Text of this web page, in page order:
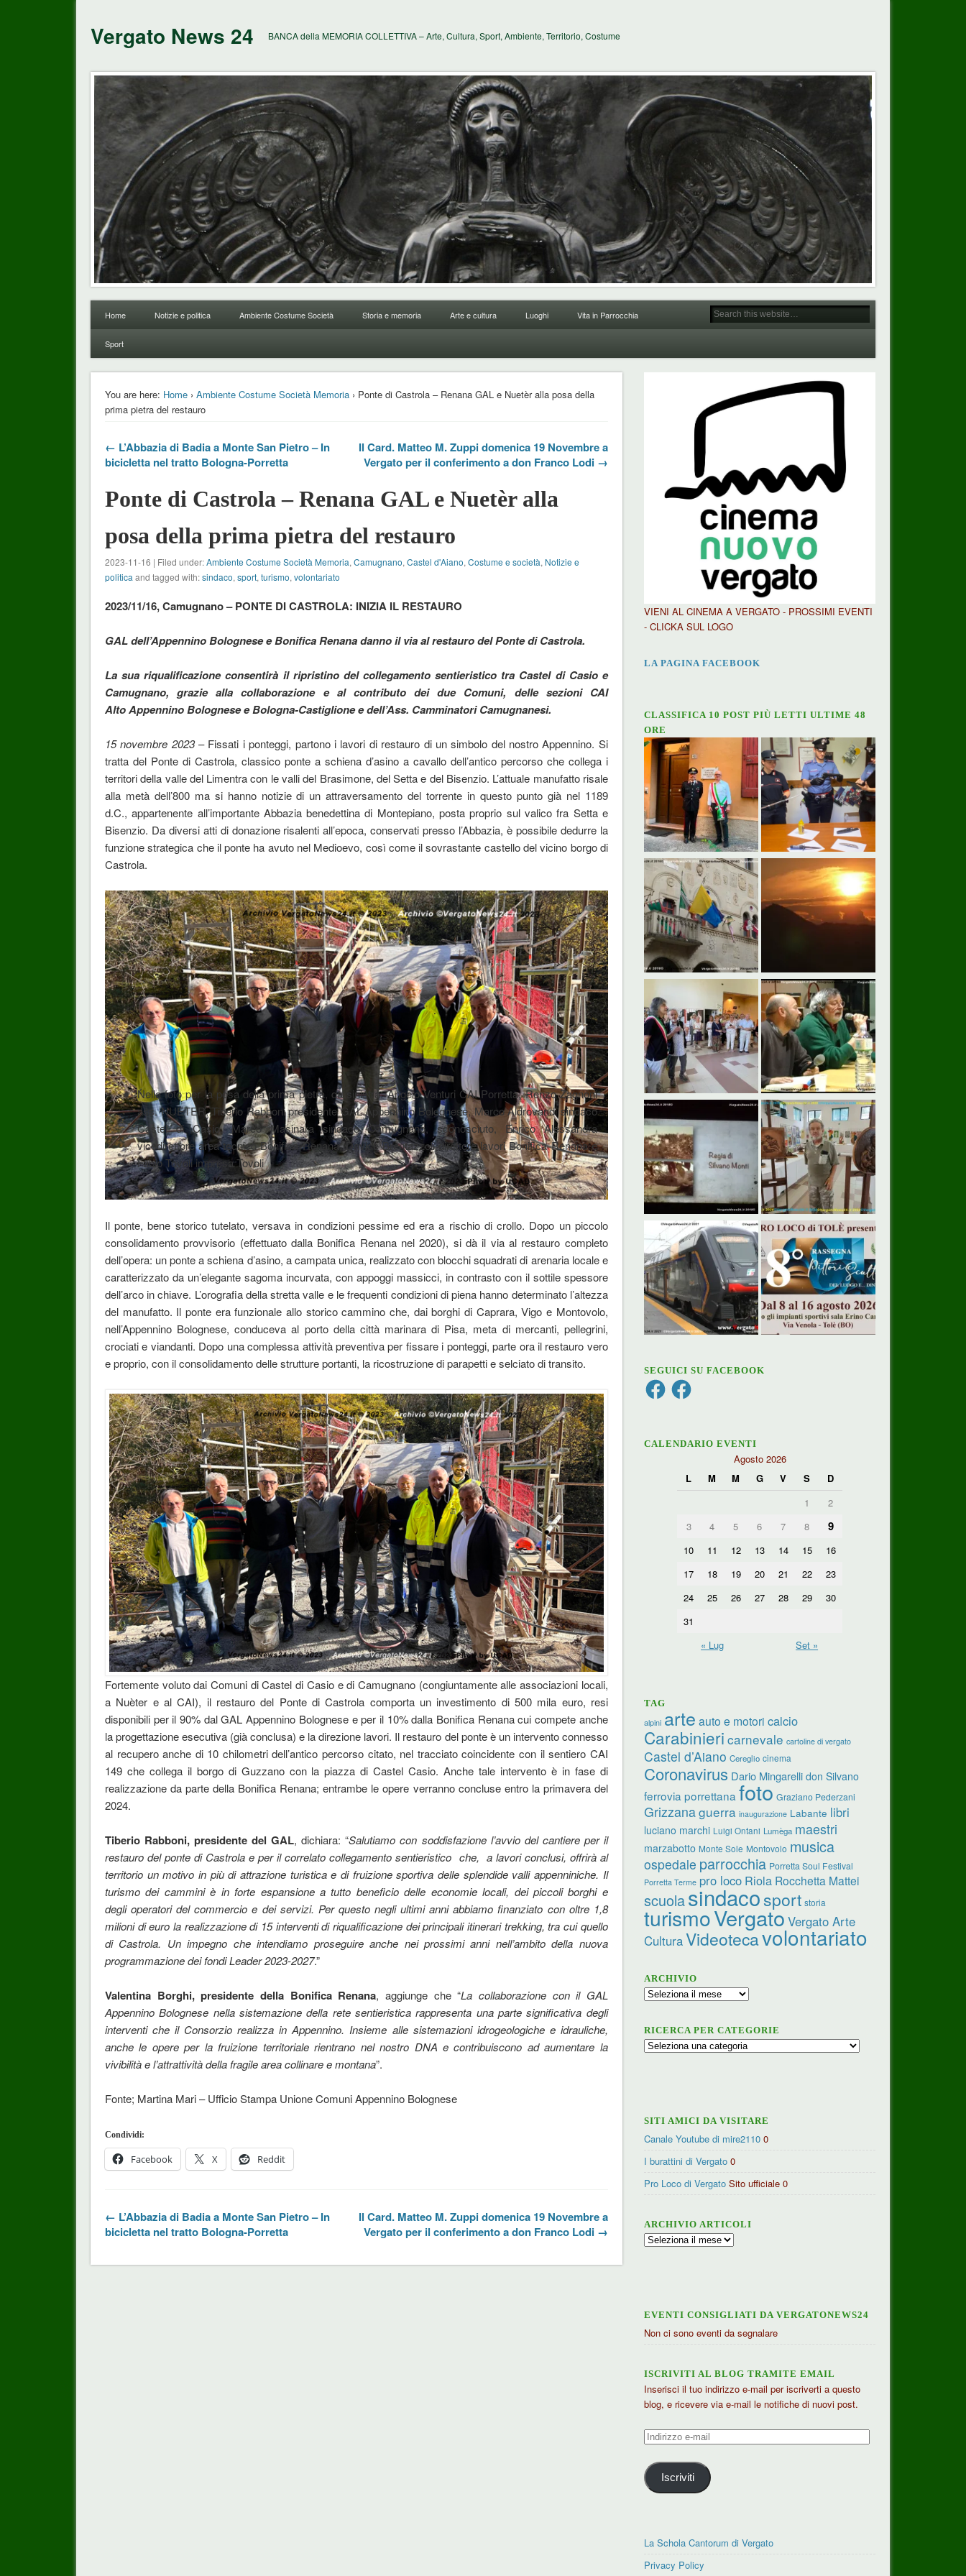
Vergato News 24 BANCA della MEMORIA COLLETTIVA – Arte, Cultura, Sport, Ambiente, Territorio, Costume
Home Notizie e politica Ambiente Costume Società Storia e memoria Arte e cultura Luoghi Vita in Parrocchia
Sport
You are here: Home› Ambiente Costume Società Memoria› Ponte di Castrola – Renana GAL e Nuetèr alla posa della
prima pietra del restauro
← L’Abbazia di Badia a Monte San Pietro – In
bicicletta nel tratto Bologna-Porretta
Il Card. Matteo M. Zuppi domenica 19 Novembre a
Vergato per il conferimento a don Franco Lodi →
Ponte di Castrola – Renana GAL e Nuetèr alla
posa della prima pietra del restauro
2023-11-16 | Filed under:Ambiente Costume Società Memoria, Camugnano, Castel d'Aiano, Costume e società, Notizie e
politica and tagged with:sindaco, sport, turismo, volontariato
2023/11/16, Camugnano – PONTE DI CASTROLA: INIZIA IL RESTAURO
GAL dell’Appennino Bolognese e Bonifica Renana danno il via al restauro del Ponte di Castrola.
La sua riqualificazione consentirà il ripristino del collegamento sentieristico tra Castel di Casio e
Camugnano, grazie alla collaborazione e al contributo dei due Comuni, delle sezioni CAI
Alto Appennino Bolognese e Bologna-Castiglione e dell’Ass. Camminatori Camugnanesi.
15 novembre 2023– Fissati i ponteggi, partono i lavori di restauro di un simbolo del nostro Appennino. Si
tratta del Ponte di Castrola, classico ponte a schiena d’asino a cavallo dell’antico percorso che collega i
territori della valle del Limentra con le valli del Brasimone, del Setta e del Bisenzio. L’attuale manufatto risale
alla metà dell’800 ma si hanno notizie di un attraversamento del torrente in questo punto già nel 1189
d.C., appartenente all’importante Abbazia benedettina di Montepiano, posta proprio sul valico fra Setta e
Bisenzio. Da diversi atti di donazione risalenti all’epoca, conservati presso l’Abbazia, è possibile dedurre la
funzione strategica che il ponte ha avuto nel Medioevo, così come il sovrastante castello del vicino borgo di
Castrola.
Nella foto per la posa della prima pietra, da sinistra: Angelo Venturi CAI Porretta, Renzo Zagnoni
ass. NUETER, Tiberio Rabboni presidente GAL Appennino Bolognese, Marco Aldrovandi sindaco
Castel di Casio, Marco Masinara sindaco Camugnano, sconosciuto, Enrico Alessandra
vicedirettore area tecnico Bonifica Renana, Davide Brentazzoli direttore lavori Bonifica Renana e
Fabio Tovoli impresa Tovoli
Il ponte, bene storico tutelato, versava in condizioni pessime ed era a rischio di crollo. Dopo un piccolo
consolidamento provvisorio (effettuato dalla Bonifica Renana nel 2020), si dà il via al restauro completo
dell’opera: un ponte a schiena d’asino, a campata unica, realizzato con blocchi squadrati di arenaria locale e
caratterizzato da un’elegante sagoma incurvata, con appoggi massicci, in contrasto con il sottile spessore
dell’arco in chiave. L’orografia della stretta valle e le frequenti condizioni di piena hanno determinato l’altezza
del manufatto. Il ponte era funzionale allo storico cammino che, dai borghi di Caprara, Vigo e Montovolo,
nell’Appennino Bolognese, conduceva al porto della città marinara di Pisa, meta di mercanti, pellegrini,
crociati e viandanti. Dopo una complessa attività preventiva per fissare i ponteggi, parte ora il restauro vero
e proprio, con il consolidamento delle strutture portanti, la ricostruzione di parapetti e selciato di transito.
Fortemente voluto dai Comuni di Castel di Casio e di Camugnano (congiuntamente alle associazioni locali,
a Nuèter e al CAI), il restauro del Ponte di Castrola comporta un investimento di 500 mila euro, resi
disponibili per il 90% dal GAL Appennino Bolognese e per il 10% dalla Bonifica Renana cui compete anche
la progettazione esecutiva (già conclusa) e la direzione lavori. Il restauro del ponte è un intervento connesso
al recupero anche di 10 chilometri dell’antico percorso citato, nel tracciato coincidente con il sentiero CAI
149 che collega il borgo di Guzzano con la piazza di Castel Casio. Anche tale intervento è in fase di
realizzazione da parte della Bonifica Renana; entrambe le opere verranno concluse entro la primavera del
2024.
Tiberio Rabboni, presidente del GAL, dichiara: “Salutiamo con soddisfazione l’avvio del cantiere per il
restauro del ponte di Castrola e per il correlato collegamento sentieristico che, a lavori conclusi, offrirà al
territorio un motivo in più di attrazione turistica e di fruizione sportiva delle splendide valli appenniniche. Il
turismo dei cammini è in forte espansione a tutto beneficio delle economie locali, dei piccoli borghi e
degli operatori del commercio e dei servizi. Per questo negli ultimi anni abbiamo finanziato con oltre 1,8
milioni di euro la realizzazione di 15 interventi di riqualificazione dei principali itinerari trekking, tra cui quello
di Castrola. Un impegno che intendiamo proseguire anche nei prossimi anni nell’ambito della nuova
programmazione dei fondi Leader 2023-2027.”
Valentina Borghi, presidente della Bonifica Renana, aggiunge che “La collaborazione con il GAL
Appennino Bolognese nella sistemazione della rete sentieristica rappresenta una parte significativa degli
interventi che il Consorzio realizza in Appennino. Insieme alle sistemazioni idrogeologiche e idrauliche,
anche le opere per la fruizione territoriale rientrano nel nostro DNA e contribuiscono ad aumentare la
vivibilità e l’attrattività della fragile area collinare e montana”.
Fonte; Martina Mari – Ufficio Stampa Unione Comuni Appennino Bolognese
Condividi:
Facebook X Reddit
← L’Abbazia di Badia a Monte San Pietro – In
bicicletta nel tratto Bologna-Porretta
Il Card. Matteo M. Zuppi domenica 19 Novembre a
Vergato per il conferimento a don Franco Lodi →
VIENI AL CINEMA A VERGATO - PROSSIMI EVENTI
- CLICKA SUL LOGO
LA PAGINA FACEBOOK
CLASSIFICA 10 POST PIÙ LETTI ULTIME 48
ORE
SEGUICI SU FACEBOOK
FacebookFacebook
CALENDARIO EVENTI
Agosto 2026
L
M M G V S
D
1
2
3
4 5 6 7 8 9
10 11 12 13 14 15
16
17
18 19 20 21 22
23
24
25 26 27 28 29
30
31
« Lug
Set »
TAG
alpini arte auto e motori calcio
Carabinieri carnevale cartoline di vergato
Castel d’Aiano Cereglio cinema
Coronavirus Dario Mingarelli don Silvano
ferrovia porrettana foto Graziano Pederzani
Grizzanaguerra inaugurazione Labante libri
luciano marchi Luigi Ontani Lumèga maestri
marzabotto Monte Sole Montovolo musica
ospedale parrocchia Porretta Soul Festival
Porretta Terme pro loco Riola Rocchetta Mattei
scuolasindacosport storia
turismoVergato Vergato Arte
CulturaVideotecavolontariato
ARCHIVIO
Archivio
RICERCA PER CATEGORIE
Ricerca
SITI AMICI DA VISITARE
Canale Youtube di mire2110 0
I burattini di Vergato 0
Pro Loco di Vergato Sito ufficiale 0
ARCHIVIO ARTICOLI
Archivio
EVENTI CONSIGLIATI DA VERGATONEWS24
Non ci sono eventi da segnalare
ISCRIVITI AL BLOG TRAMITE EMAIL
Inserisci il tuo indirizzo e-mail per iscriverti a questo
blog, e ricevere via e-mail le notifiche di nuovi post.
Indirizzo
mail
Iscriviti
La Schola Cantorum di Vergato
Privacy Policy